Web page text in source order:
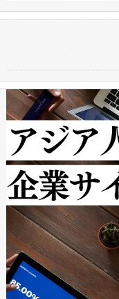
BESS
centers.
からシス
クルの各
[…]
ートル先
トに対し
では、反
で向上し
ットだけ
ルの変電
作業と点
Avia 2は、
× 80°のノ
ードを切